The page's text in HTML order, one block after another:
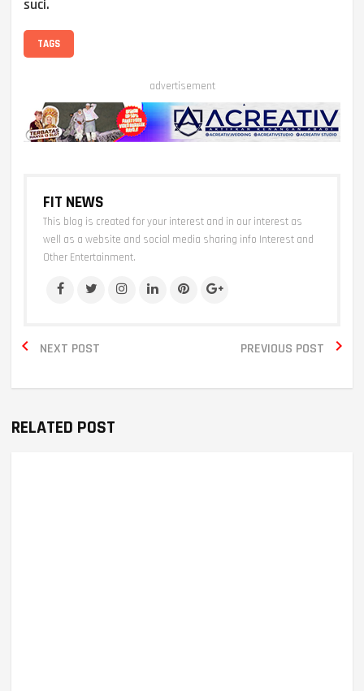
suci.
TAGS
advertisement
FIT NEWS
This blog is created for your interest and in our interest as
well as a website and social media sharing info Interest and
Other Entertainment.
NEXT POST
 PREVIOUS POST 
RELATED POST